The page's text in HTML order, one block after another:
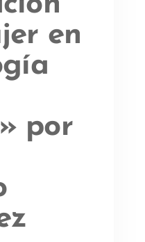
en
por